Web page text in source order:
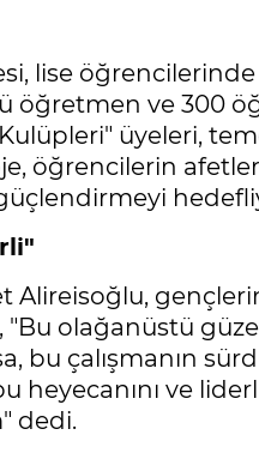
lise öğrencilerinde
öğretmen ve 300
Kulüpleri" üyeleri,
öğrencilerin afetlere
güçlendirmeyi
Alireisoğlu,
olağanüstü
bu çalışmanın
ve
dedi.